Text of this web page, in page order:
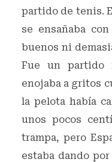
partido de tenis.
se ensañaba
buenos ni
Fue un partido
enojaba a gritos
la pelota había
unos pocos
trampa, pero
estaba dando